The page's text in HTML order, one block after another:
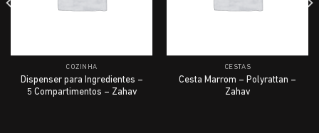
COZINHA
Dispenser para Ingredientes –
5 Compartimentos – Zahav
CESTAS
Cesta Marrom – Polyrattan –
Zahav